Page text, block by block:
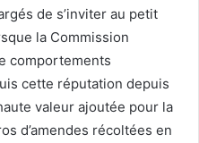
de s’inviter au petit
la Commission
comportements
cette réputation depuis
valeur ajoutée pour la
d’amendes récoltées en